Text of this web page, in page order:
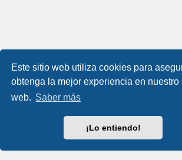
Este sitio web utiliza cookies para
obtenga la mejor experiencia en nuestro
web. Saber más
¡Lo entiendo!